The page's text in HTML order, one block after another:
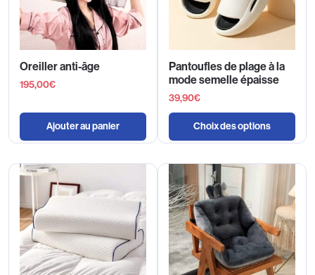
Oreiller anti-âge
195,00€
Ajouter au panier
Pantoufles de plage à la
mode semelle épaisse
39,90€
Choix des options